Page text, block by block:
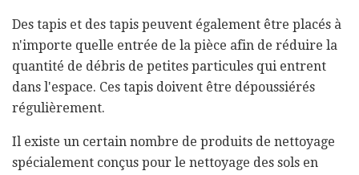
Des tapis et des tapis peuvent également être placés à
n'importe quelle entrée de la pièce afin de réduire la
quantité de débris de petites particules qui entrent
dans l'espace. Ces tapis doivent être dépoussiérés
régulièrement.
Il existe un certain nombre de produits de nettoyage
spécialement conçus pour le nettoyage des sols en